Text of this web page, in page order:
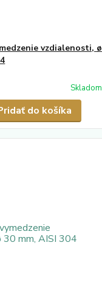
vzdialenosti, ø
Skladom
do košíka